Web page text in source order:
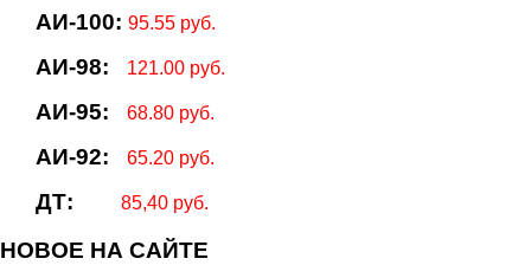
АИ-100: 95.55 руб.
АИ-98: 121.00 руб.
АИ-95: 68.80 руб.
АИ-92: 65.20 руб.
ДТ: 85,40 руб.
НОВОЕ НА САЙТЕ